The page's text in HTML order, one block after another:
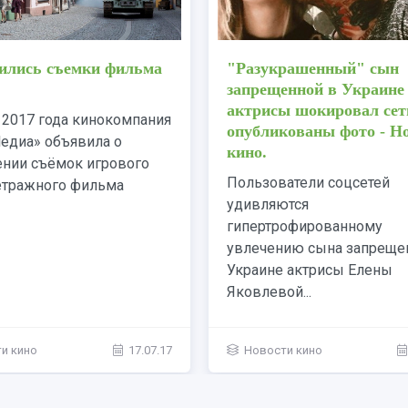
фильма с Кейт
Джастином
американский певец
Тимберлэйк и
актриса Кейт Уинслет
в новом фильме
кино 13.07.17
Завершились съемки
«Т-34»
17 июля 2017 года
«Марс Медиа» объявила о
полнометражного фильма
«Т-34»...
Новости кино